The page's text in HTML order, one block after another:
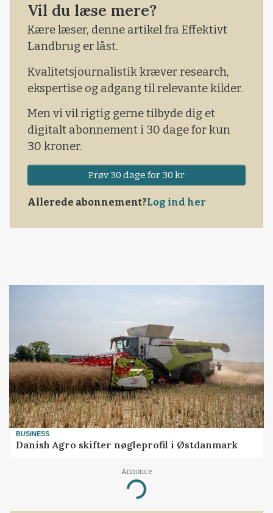
Vil du læse mere?
Kære læser, denne artikel fra Effektivt
Landbrug er låst.
Kvalitetsjournalistik kræver research,
ekspertise og adgang til relevante kilder.
Men vi vil rigtig gerne tilbyde dig et
digitalt abonnement i 30 dage for kun
30 kroner.
Prøv 30 dage for 30 kr
Allerede abonnement?Log ind her
BUSINESS
Danish Agro skifter nøgleprofil i Østdanmark
Annonce
Loading...